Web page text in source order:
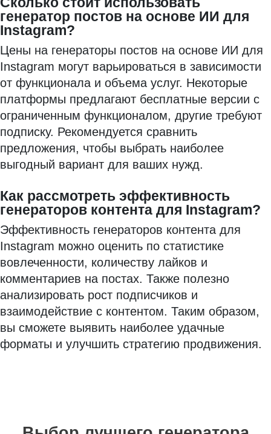
генератор постов на основе ИИ для
Instagram?
Цены на генераторы постов на основе ИИ для
Instagram могут варьироваться в зависимости
от функционала и объема услуг. Некоторые
платформы предлагают бесплатные версии с
ограниченным функционалом, другие требуют
подписку. Рекомендуется сравнить
предложения, чтобы выбрать наиболее
выгодный вариант для ваших нужд.
Как рассмотреть эффективность
генераторов контента для Instagram?
Эффективность генераторов контента для
Instagram можно оценить по статистике
вовлеченности, количеству лайков и
комментариев на постах. Также полезно
анализировать рост подписчиков и
взаимодействие с контентом. Таким образом,
вы сможете выявить наиболее удачные
форматы и улучшить стратегию продвижения.